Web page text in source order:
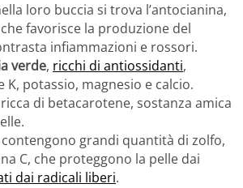
loro buccia si trova l’antocianina,
favorisce la produzione del
infiammazioni e rossori.
verde, ricchi di antiossidanti,
K, potassio, magnesio e calcio.
di betacarotene, sostanza amica
contengono grandi quantità di zolfo,
C, che proteggono la pelle dai
dai radicali liberi.